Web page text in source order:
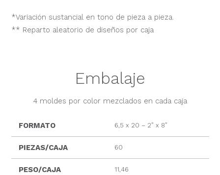
*Variación sustancial en tono de pieza a pieza.
** Reparto aleatorio de diseños por caja
Embalaje
4 moldes por color mezclados en cada caja
FORMATO 6,5 x 20 – 2” x 8”
PIEZAS/CAJA 60
PESO/CAJA 11,46